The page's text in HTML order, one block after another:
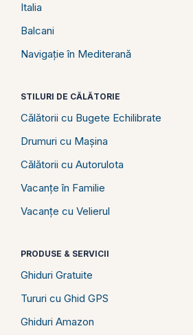
Italia
Balcani
Navigație în Mediterană
STILURI DE CĂLĂTORIE
Călătorii cu Bugete Echilibrate
Drumuri cu Mașina
Călătorii cu Autorulota
Vacanțe în Familie
Vacanțe cu Velierul
PRODUSE & SERVICII
Ghiduri Gratuite
Tururi cu Ghid GPS
Ghiduri Amazon